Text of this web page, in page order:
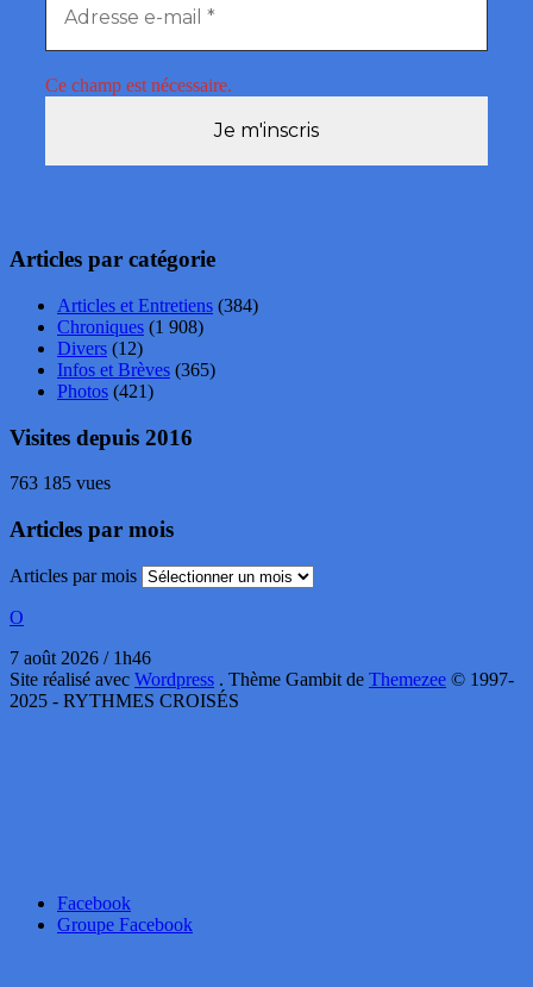
Ce champ est nécessaire.
Articles par catégorie
Articles et Entretiens (384)
Chroniques (1 908)
Divers (12)
Infos et Brèves (365)
Photos (421)
Visites depuis 2016
763 185 vues
Articles par mois
Articles par mois
O
7 août 2026 / 1h46
Site réalisé avec Wordpress . Thème Gambit de Themezee © 1997-
2025 - RYTHMES CROISÉS
Facebook
Groupe Facebook